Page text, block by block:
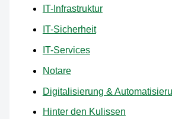
IT-Infrastruktur
IT-Sicherheit
IT-Services
Notare
Digitalisierung &
Hinter den Kulissen